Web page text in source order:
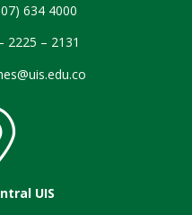
634 4000
2225 – 2131
UIS